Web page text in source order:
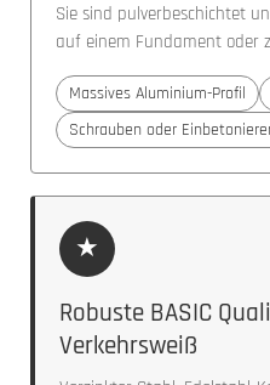
Sie sind pulverbeschichtet
auf einem Fundament oder
Massives Aluminium-Profil
Schrauben oder
★
Robuste BASIC
Verkehrsweiß